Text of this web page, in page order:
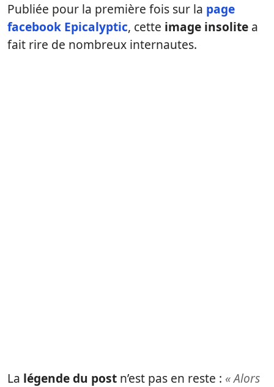
Publiée pour la première fois sur la page
facebook Epicalyptic, cette image insolite a
fait rire de nombreux internautes.
La légende du post n’est pas en reste : « Alors